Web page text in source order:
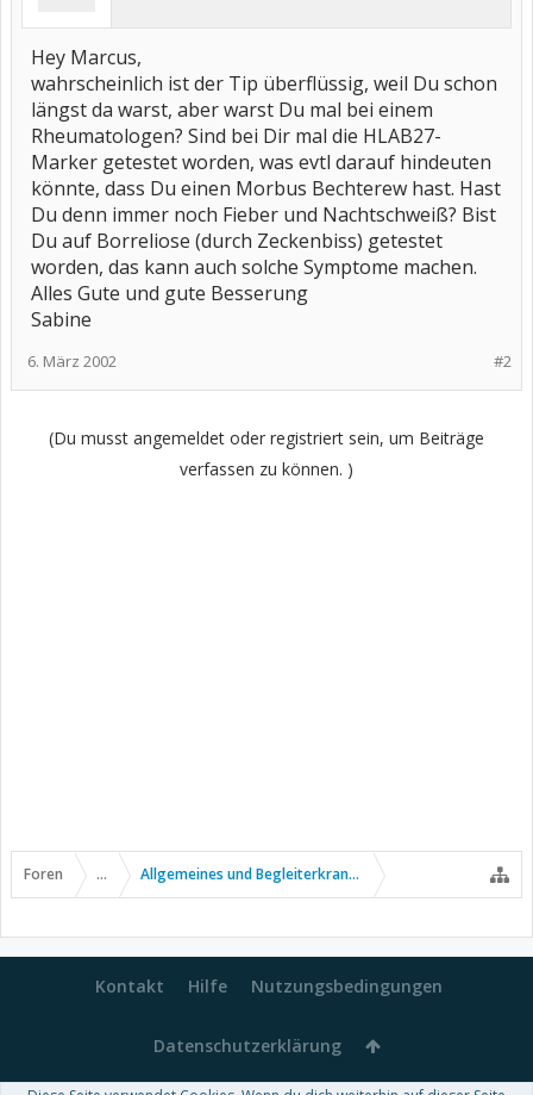
Hey Marcus,
wahrscheinlich ist der Tip überflüssig, weil Du schon
längst da warst, aber warst Du mal bei einem
Rheumatologen? Sind bei Dir mal die HLAB27-
Marker getestet worden, was evtl darauf hindeuten
könnte, dass Du einen Morbus Bechterew hast. Hast
Du denn immer noch Fieber und Nachtschweiß? Bist
Du auf Borreliose (durch Zeckenbiss) getestet
worden, das kann auch solche Symptome machen.
Alles Gute und gute Besserung
Sabine
#2
6. März 2002
(Du musst angemeldet oder registriert sein, um Beiträge
verfassen zu können. )
Foren ... Allgemeines und Begleiterkrankungen
Kontakt Hilfe Nutzungsbedingungen
Datenschutzerklärung